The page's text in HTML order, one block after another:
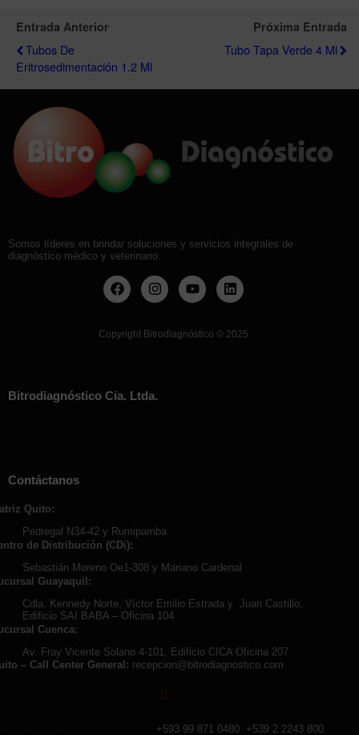
Entrada Anterior
Tubos De
Eritrosedimentación 1.2 Ml
Próxima Entrada
Tubo Tapa Verde 4 Ml
Somos líderes en brindar soluciones y servicios integrales de
diagnóstico médico y veterinario.
Copyright Bitrodiagnóstico © 2025
Bitrodiagnóstico Cia. Ltda.
Contáctanos
Quito:
Pedregal N34-42 y Rumipamba
de Distribución (CDi):
Sebastián Moreno Oe1-308 y Mariano Cardenal
Guayaquil:
Cdla. Kennedy Norte, Víctor Emilio Estrada y Juan Castillo,
Edificio SAI BABA – Oficina 104
Cuenca:
Av. Fray Vicente Solano 4-101, Edificio CICA Oficina 207
– Call Center General: recepcion@bitrodiagnostico.com
+593 99 871 0480+539 2 2243 800